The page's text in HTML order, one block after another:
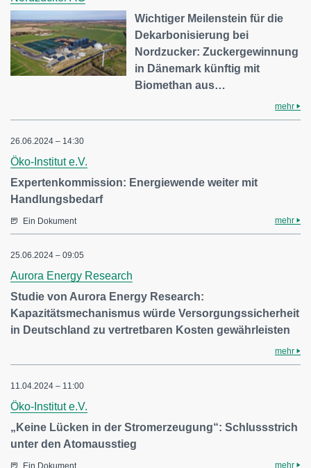
Wichtiger Meilenstein für die
Dekarbonisierung bei
Nordzucker: Zuckergewinnung
in Dänemark künftig mit
Biomethan aus…
mehr
26.06.2024 – 14:30
Öko-Institut e.V.
Expertenkommission: Energiewende weiter mit
Handlungsbedarf
Ein Dokument mehr
25.06.2024 – 09:05
Aurora Energy Research
Studie von Aurora Energy Research:
Kapazitätsmechanismus würde Versorgungssicherheit
in Deutschland zu vertretbaren Kosten gewährleisten
mehr
11.04.2024 – 11:00
Öko-Institut e.V.
„Keine Lücken in der Stromerzeugung“: Schlussstrich
unter den Atomausstieg
Ein Dokument mehr